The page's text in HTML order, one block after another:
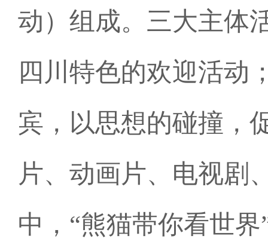
动）组成。三大主体
四川特色的欢迎活动
宾，以思想的碰撞，
片、动画片、电视剧
中，“熊猫带你看世